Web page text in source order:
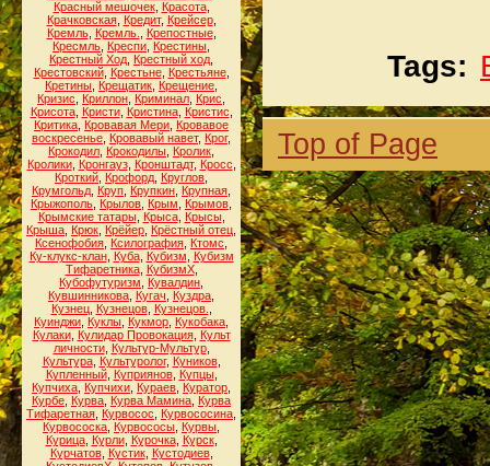
Красный мешочек, Красота,
Крачковская, Кредит, Крейсер,
Кремль, Кремль. Крепостные,
Кресмль Креспи Крестины
Крестный Ход Крестный ход
Крестовский, Крестьне, Крестьяне,
Кретины Крещатик Крещение
Кризис
Криллон Криминал Крис
Крисота, Кристи, Кристина, Кристис
Критика Кровавая Мери Кровавое
воскресенье Кровавый навет, Крог,
Крокодил Крокодилы Кролик
Кролики, Кронгауз, Кронштадт, Кросс
Кроткий Крофорд Круглов
Крумгольд Круп Крупкин Крупная
Крыжополь Крылов Крым Крымов
Крымские татары, Крыса, Крысы,
Крыша Крюк Крёйер Крёстный отец
Ксенофобия Ксилография Ктомс
Ку-клукс-клан, Куба, Кубизм
Кубизм
Тифаретника, КубизмХ,
Кубофутуризм
Кувалдин
Кувшинникова Кугач Куздра
Кузнец, Кузнецов, Кузнецов.
Куинджи Куклы Кукмор Кукобака
Кулаки, Кулидар Провокация, Культ
личности, Культур-Мультур,
Культура, Культуролог, Куников,
Купленный, Куприянов, Купцы,
Купчиха Купчихи Кураев Куратор
Курбе Курва Курва Мамина Курва
Тифаретная Курвосос Курвососина
Курвососка Курвососы Курвы
Курица, Курли, Курочка, Курск,
Курчатов, Кустик, Кустодиев,
Tags:
Top of Page